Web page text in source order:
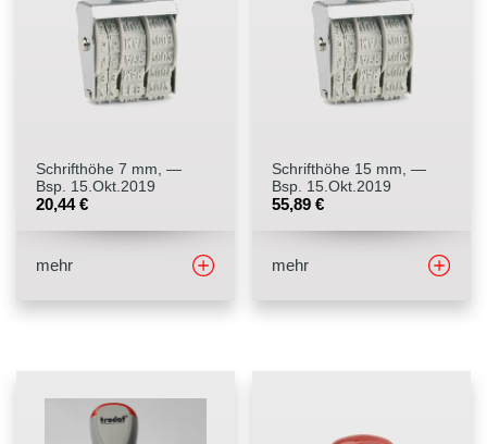
Schrifthöhe 7 mm, —
Bsp. 15.Okt.2019
20,44€
mehr
Schrifthöhe 15 mm, —
Bsp. 15.Okt.2019
55,89€
mehr
Stempelfarben
Stempelkissen